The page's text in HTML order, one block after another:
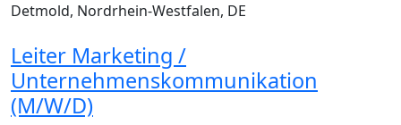
Detmold, Nordrhein-Westfalen, DE
Leiter Marketing /
Unternehmenskommunikation
(M/W/D)